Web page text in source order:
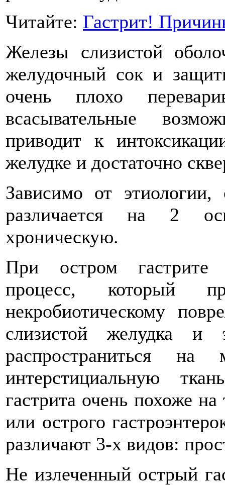
Читайте: Гастрит!
Железы слизистой
желудочный сок и
очень плохо
всасывательные
приводит к
желудке и достаточно
Зависимо от этиологии,
различается на 2
хроническую.
При остром гастрите
процесс, который
некробиотическому
слизистой желудка и
распространиться
интерстициальную
гастрита очень похоже на
или острого
различают 3-х видов:
Не излеченный острый